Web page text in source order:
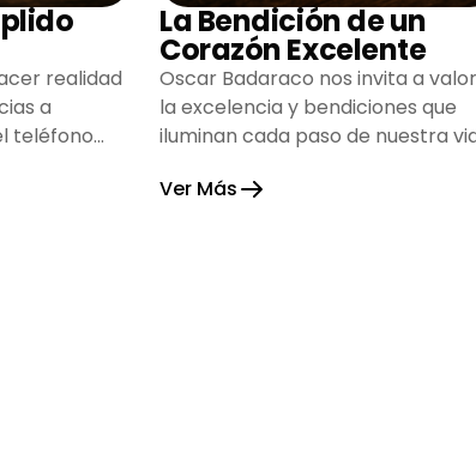
realidad
a
teléfono
La Bendición de un
Corazón Excelente
Oscar Badaraco nos invita a
la excelencia y bendiciones que
iluminan cada paso de nuestra
gratitud y fortaleza.
Ver Más